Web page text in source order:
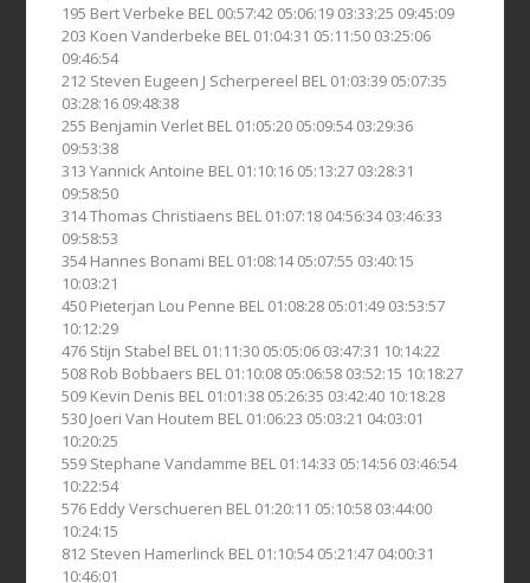
195 Bert Verbeke BEL 00:57:42 05:06:19 03:33:25 09:45:09
203 Koen Vanderbeke BEL 01:04:31 05:11:50 03:25:06
09:46:54
212 Steven Eugeen J Scherpereel BEL 01:03:39 05:07:35
03:28:16 09:48:38
255 Benjamin Verlet BEL 01:05:20 05:09:54 03:29:36
09:53:38
313 Yannick Antoine BEL 01:10:16 05:13:27 03:28:31
09:58:50
314 Thomas Christiaens BEL 01:07:18 04:56:34 03:46:33
09:58:53
354 Hannes Bonami BEL 01:08:14 05:07:55 03:40:15
10:03:21
450 Pieterjan Lou Penne BEL 01:08:28 05:01:49 03:53:57
10:12:29
476 Stijn Stabel BEL 01:11:30 05:05:06 03:47:31 10:14:22
508 Rob Bobbaers BEL 01:10:08 05:06:58 03:52:15 10:18:27
509 Kevin Denis BEL 01:01:38 05:26:35 03:42:40 10:18:28
530 Joeri Van Houtem BEL 01:06:23 05:03:21 04:03:01
10:20:25
559 Stephane Vandamme BEL 01:14:33 05:14:56 03:46:54
10:22:54
576 Eddy Verschueren BEL 01:20:11 05:10:58 03:44:00
10:24:15
812 Steven Hamerlinck BEL 01:10:54 05:21:47 04:00:31
10:46:01